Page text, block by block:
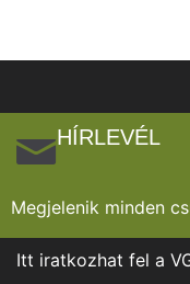
HÍRLEVÉL
Megjelenik minden
Itt iratkozhat fel a